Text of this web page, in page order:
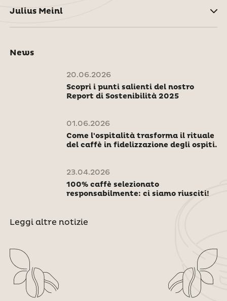
Julius Meinl
News
20.06.2026
Scopri i punti salienti del nostro
Report di Sostenibilità 2025
01.06.2026
Come l'ospitalità trasforma il rituale
del caffè in fidelizzazione degli ospiti.
23.04.2026
100% caffè selezionato
responsabilmente: ci siamo riusciti!
Leggi altre notizie